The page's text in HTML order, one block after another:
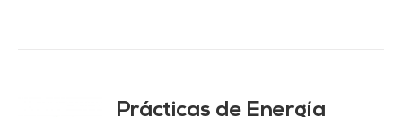
Prácticas de Energía